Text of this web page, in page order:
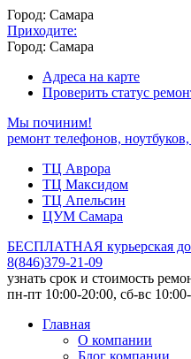
Город: Самара
Приходите:
Город: Самара
Адреса на карте
Проверить статус
Мы починим!
ремонт телефонов,
ТЦ Аврора
ТЦ Максидом
ТЦ Апельсин
ЦУМ Самара
БЕСПЛАТНАЯ курьерская
8(846)379-21-09
узнать срок и стоимость
пн-пт 10:00-20:00, сб-вс
Главная
О компании
Блог компании